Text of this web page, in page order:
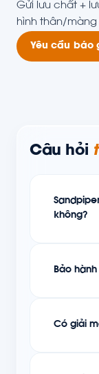
Gửi lưu chất +
hình thân/màng
Yêu cầu báo
Câu hỏi
không?
Bảo
Có giải